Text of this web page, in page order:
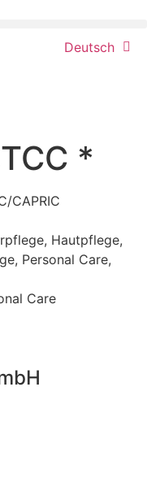
Deutsch
*
CAPRIC
, Hautpflege,
, Personal Care,
Care